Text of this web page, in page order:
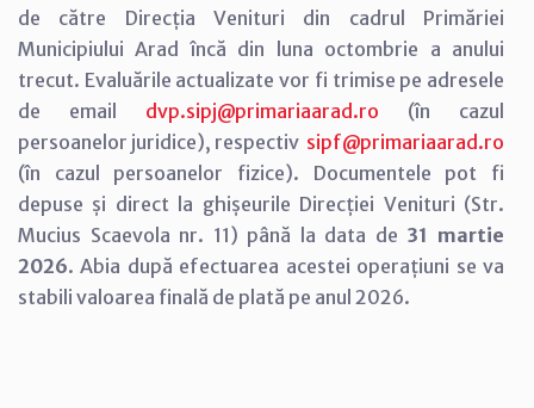
de către Direcția Venituri din cadrul Primăriei
Municipiului Arad încă din luna octombrie a anului
trecut. Evaluările actualizate vor fi trimise pe adresele
de email dvp.sipj@primariaarad.ro (în cazul
persoanelor juridice), respectiv sipf@primariaarad.ro
(în cazul persoanelor fizice). Documentele pot fi
depuse și direct la ghișeurile Direcției Venituri (Str.
Mucius Scaevola nr. 11) până la data de 31 martie
2026. Abia după efectuarea acestei operațiuni se va
stabili valoarea finală de plată pe anul 2026.